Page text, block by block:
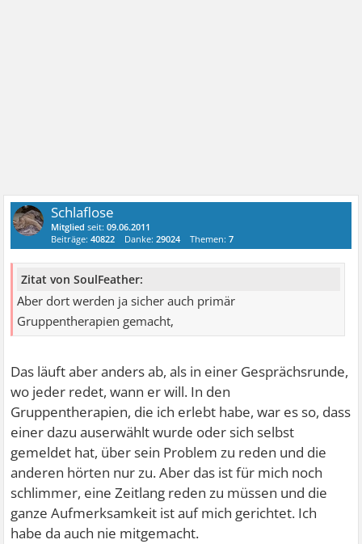
Schlaflose
Mitglied seit:09.06.2011
Beiträge:40822 Danke:29024 Themen:7
Zitat von SoulFeather:
Aber dort werden ja sicher auch primär
Gruppentherapien gemacht,
Das läuft aber anders ab, als in einer Gesprächsrunde,
wo jeder redet, wann er will. In den
Gruppentherapien, die ich erlebt habe, war es so, dass
einer dazu auserwählt wurde oder sich selbst
gemeldet hat, über sein Problem zu reden und die
anderen hörten nur zu. Aber das ist für mich noch
schlimmer, eine Zeitlang reden zu müssen und die
ganze Aufmerksamkeit ist auf mich gerichtet. Ich
habe da auch nie mitgemacht.